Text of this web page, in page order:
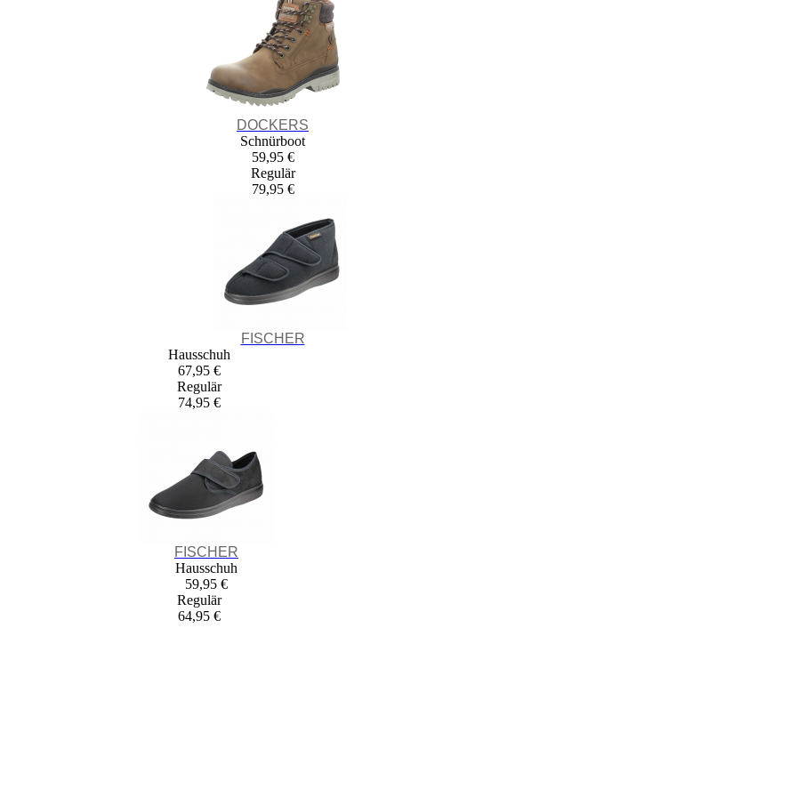
DOCKERS
Schnürboot
59,95 €
Regulär
79,95 €
FISCHER
Hausschuh
67,95 €
Regulär
74,95 €
FISCHER
Hausschuh
59,95 €
Regulär
64,95 €